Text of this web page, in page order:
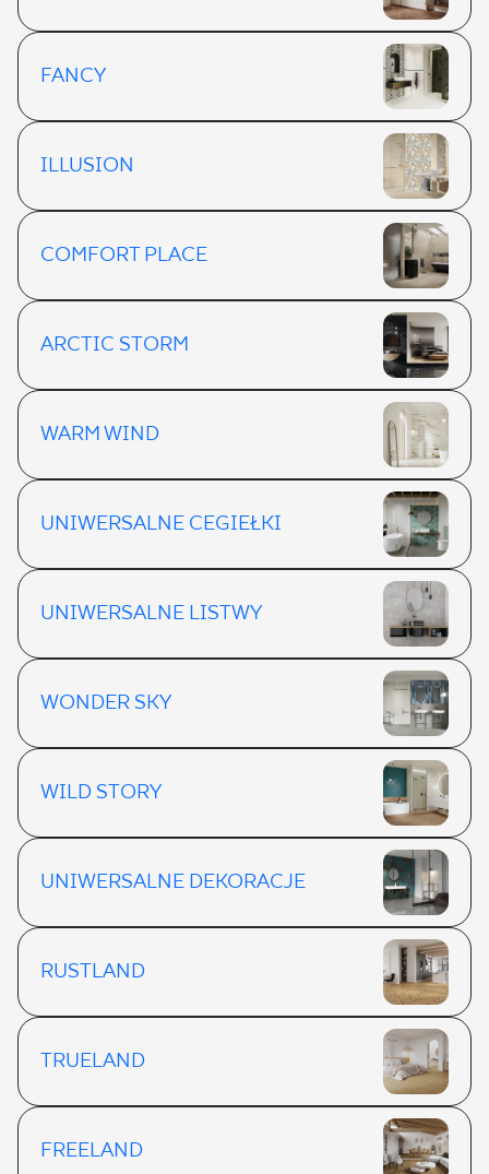
FANCY
ILLUSION
COMFORT PLACE
ARCTIC STORM
WARM WIND
UNIWERSALNE CEGIEŁKI
UNIWERSALNE LISTWY
WONDER SKY
WILD STORY
UNIWERSALNE DEKORACJE
RUSTLAND
TRUELAND
FREELAND